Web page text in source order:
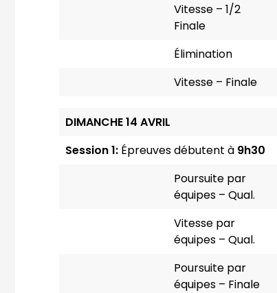
Vitesse – 1/2
Finale
Élimination
Vitesse – Finale
DIMANCHE 14 AVRIL
Session 1: Épreuves débutent à 9h30
Poursuite par
équipes – Qual.
Vitesse par
équipes – Qual.
Poursuite par
équipes – Finale